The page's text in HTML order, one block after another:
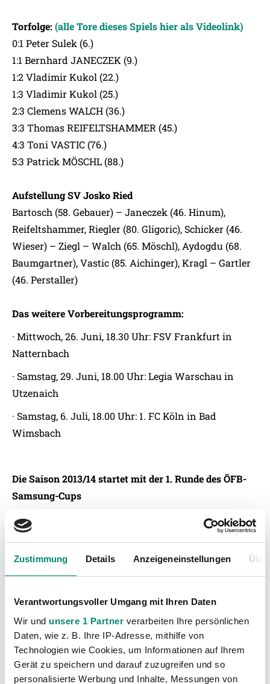
Zustimmung Details Anzeigeneinstellungen
Verantwortungsvoller Umgang mit Ihren Daten
Wir und unsere 1 Partner verarbeiten Ihre persönlichen
Daten, wie z. B. Ihre IP-Adresse, mithilfe von
Technologien wie Cookies, um Informationen auf Ihrem
Gerät zu speichern und darauf zuzugreifen und so
personalisierte Werbung und Inhalte, Messungen von
Torfolge: (alle Tore dieses Spiels hier als Videolink)
0:1 Peter Sulek (6.)
1:1 Bernhard JANECZEK (9.)
1:2 Vladimir Kukol (22.)
1:3 Vladimir Kukol (25.)
2:3 Clemens WALCH (36.)
3:3 Thomas REIFELTSHAMMER (45.)
4:3 Toni VASTIC (76.)
5:3 Patrick MÖSCHL (88.)
Aufstellung SV Josko Ried
Bartosch (58. Gebauer) – Janeczek (46. Hinum),
Reifeltshammer, Riegler (80. Gligoric), Schicker (46.
Wieser) – Ziegl – Walch (65. Möschl), Aydogdu (68.
Baumgartner), Vastic (85. Aichinger), Kragl – Gartler
(46. Perstaller)
Das weitere Vorbereitungsprogramm:
· Mittwoch, 26. Juni, 18.30 Uhr: FSV Frankfurt in
Natternbach
· Samstag, 29. Juni, 18.00 Uhr: Legia Warschau in
Utzenaich
· Samstag, 6. Juli, 18.00 Uhr: 1. FC Köln in Bad
Wimsbach
Die Saison 2013/14 startet mit der 1. Runde des ÖFB-
Samsung-Cups
· Freitag, 12./Samstag, 13. Juli: 1. Runde ÖFB-
Samsung-Cup (Auslosung am 1. Juli)
· Freitag, 20./Samstag, 21. Juli: 1. Runde tipp3-
Bundesliga